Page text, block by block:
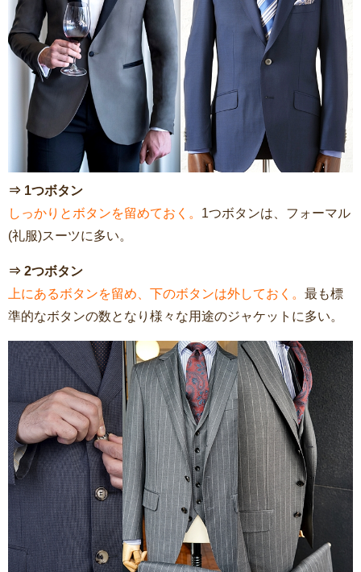
⇒ 1つボタン
しっかりとボタンを留めておく。 1つボタンは、フォーマル
(礼服)スーツに多い。
⇒ 2つボタン
上にあるボタンを留め、下のボタンは外しておく。 最も標
準的なボタンの数となり様々な用途のジャケットに多い。